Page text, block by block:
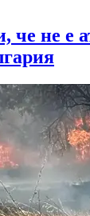
че не е